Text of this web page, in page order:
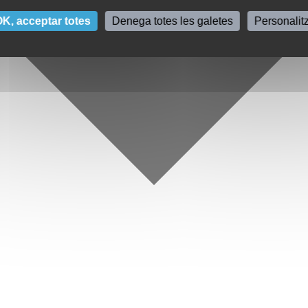
acceptar totes Denega totes les galetes